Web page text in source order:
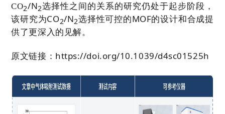
CO2/N2选择性之间的关系的研究仍处于起步阶段，
该研究为CO2/N2选择性可控的MOF的设计和合成提
供了更深入的见解。
原文链接： https://doi.org/10.1039/d4sc01525h